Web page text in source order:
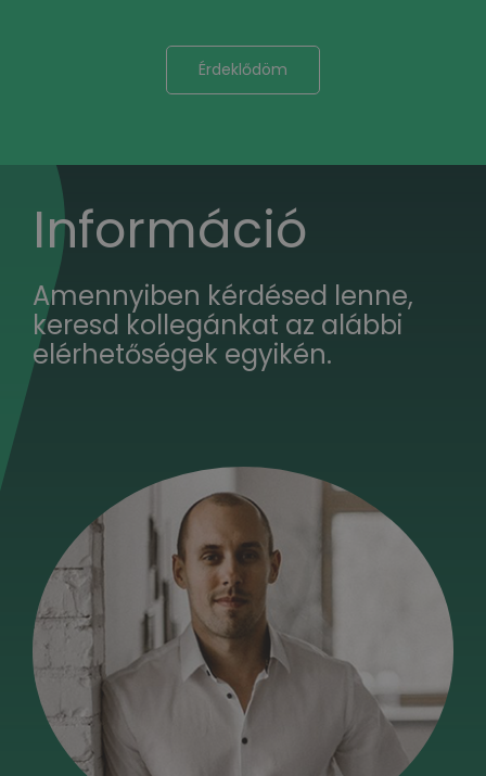
Érdeklődöm
Információ
Amennyiben kérdésed lenne,
keresd kollegánkat az alábbi
elérhetőségek egyikén.